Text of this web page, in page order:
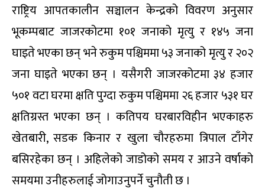
राष्ट्रिय आपतकालीन सञ्चालन केन्द्रको विवरण अनुसार
भूकम्पबाट जाजरकोटमा १०१ जनाको मृत्यु र १४५ जना
घाइते भएका छन् भने रुकुम पश्चिममा ५३ जनाको मृत्यु र २०२
जना घाइते भएका छन् । यसैगरी जाजरकोटमा ३४ हजार
५०१ वटा घरमा क्षति पुग्दा रुकुम पश्चिममा २६ हजार ५३१ घर
क्षतिग्रस्त भएका छन् । कतिपय घरबारविहीन भएकाहरु
खेतबारी, सडक किनार र खुला चौरहरुमा त्रिपाल टाँगेर
बसिरहेका छन् । अहिलेको जाडोको समय र आउने वर्षाको
समयमा उनीहरुलाई जोगाउनुपर्ने चुनौती छ ।